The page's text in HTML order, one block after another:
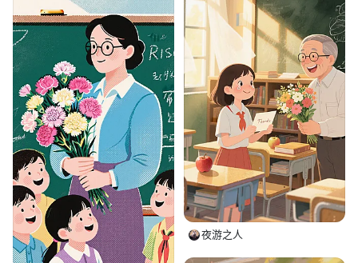
夜游之人